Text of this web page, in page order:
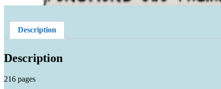
Description
Description
216 pages